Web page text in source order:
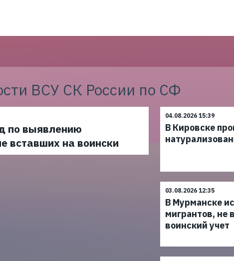
ВСУ СК России по СФ
по выявлению
вставших на воински
04.08.2026 15:39
В Кировске
03.08.2026 12:35
В Мурманске
мигрантов, не
воинский учет